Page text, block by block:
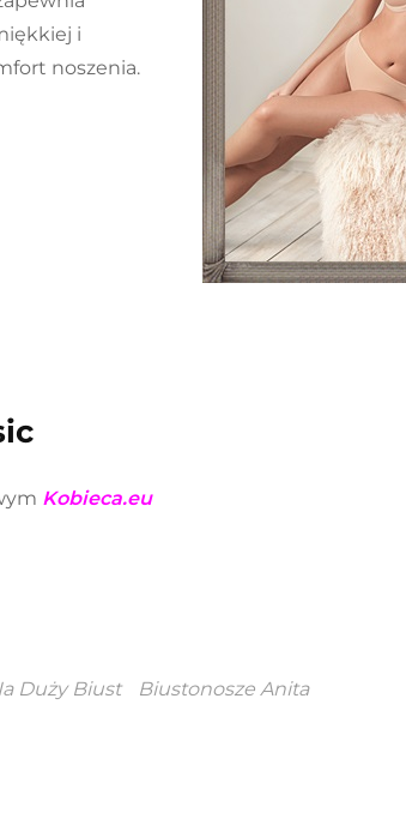
i
noszenia.
Kobieca.eu
Duży Biust
Biustonosze Anita